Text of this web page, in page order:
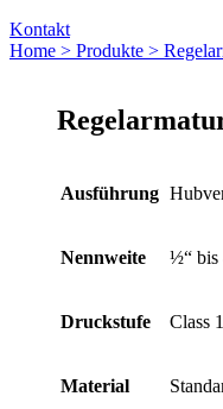
Kontakt
Home > Produkte >
Ausführung
Nennweite ½“ bis
Druckstufe Class
Material